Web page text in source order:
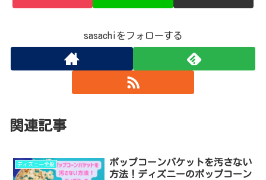
sasachiをフォローする
関連記事
ディズニー全般
ポップコーンバケットを汚さない
方法！ディズニーのポップコーン